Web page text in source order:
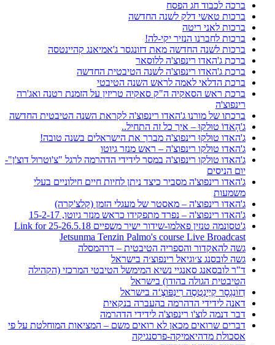
ברכה לכבוד חג הפסח
ברכות טאשי דלק לשנה החדשה
ברכות לאני ריטה
ברכות לחברנו הנזיר יקי-לה!
ברכות לשנה החדשה מאת דזונגסר ג'אמיאנג קהיינטסה
ברכת ג'האדו רינפוצ'ה ללוסאר
ברכת ג'האדו רינפוצ'ה לשנה הטיבטית החדשה
ברכת הדלאי לאמה לראש השנה הטיבטי
ברכת ראש הסאקיה ה"ק סאקיה טריזין על הזמנת רטנה ואג'רה
רינפוצ'ה
ברכתו של מורנו ג'האדו רינפוצ'ה לקראת השנה הטיבטית החדשה
ג'הָאדוֹ טוּלקוּ – איך כל זה התחיל..
ג'האדו טוּלקוּ רינפוצ'ה מברך את הישראלים בשנה טובה!
ג'האדו טולקו רינפוצ'ה – ראש מנזר גיוטו
ג'האדו טולקו רינפוצ'ה במסר לידידי הדהרמה לרגל "צ'וטרול דוצ'ן"-
יום הניסים
ג'האדו רינפוצ'ה מסביר כיצד ניתן לחיות חיים חילוניים בעלי
משמעות
ג'האדו רינפוצ'ה – מאסטר של מעגלי הזמן (קלצ'קרה)
ג'האדו רינפוצ'ה – נפרד מתפקידו כראש מנזר גיוטו, 15-2-17
ג'טסונמה טנזין פאלמו-שידור ישיר משפיים 25-26.5.18 Link for
Jetsunma Tenzin Palmo's course Live Broadcast
גשה להאקדור והספריה הטיבטית – דרהמסלה
גשה לובסנג צ׳וגיאל רינפוצ׳ה בישראל
ד"ר לובסאנג סאנגיי נשיא המימשל הטיבטי המרכזי (הקהילה
הטיבטית הגולה בהודו) בישראל
דְזוׄנְגְסָר קְיֶינְטְסֶה רׅינְפּוׄצֶ‘ה בישראל
דאנה לידידי הדהרמה בהעברה בנקאית
דבר דנמה לוצ'ו רינפוצ'ה לידידי הדהרמה
דברים שרואים מכאן לא רואים משם – המציאות המוחלטת על פי
אסכולת מדהיאמיקה-פרסנגיקה